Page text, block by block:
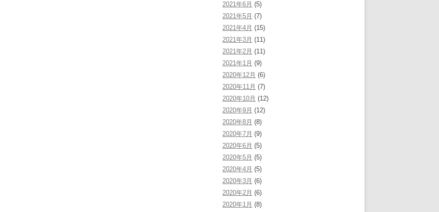
2021年6月 (5)
2021年5月 (7)
2021年4月 (15)
2021年3月 (11)
2021年2月 (11)
2021年1月 (9)
2020年12月 (6)
2020年11月 (7)
2020年10月 (12)
2020年9月 (12)
2020年8月 (8)
2020年7月 (9)
2020年6月 (5)
2020年5月 (5)
2020年4月 (5)
2020年3月 (6)
2020年2月 (6)
2020年1月 (8)